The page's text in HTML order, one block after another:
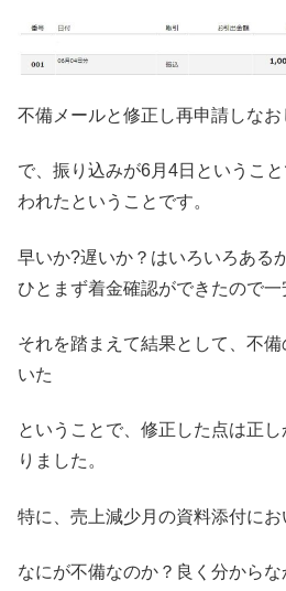
不備メールと修正し再申請しなお
で、振り込みが6月4日というこ
われたということです。
早いか?遅いか？はいろいろある
ひとまず着金確認ができたので一
それを踏まえて結果として、不
いた
ということで、修正した点は正
りました。
特に、売上減少月の資料添付にお
なにが不備なのか？良く分から